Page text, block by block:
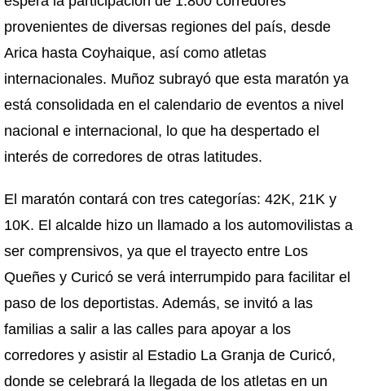
provenientes de diversas regiones del país, desde
Arica hasta Coyhaique, así como atletas
internacionales. Muñoz subrayó que esta maratón ya
está consolidada en el calendario de eventos a nivel
nacional e internacional, lo que ha despertado el
interés de corredores de otras latitudes.
El maratón contará con tres categorías: 42K, 21K y
10K. El alcalde hizo un llamado a los automovilistas a
ser comprensivos, ya que el trayecto entre Los
Queñes y Curicó se verá interrumpido para facilitar el
paso de los deportistas. Además, se invitó a las
familias a salir a las calles para apoyar a los
corredores y asistir al Estadio La Granja de Curicó,
donde se celebrará la llegada de los atletas en un